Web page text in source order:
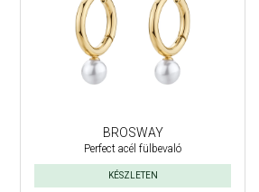
BROSWAY
Perfect acél fülbevaló
KÉSZLETEN